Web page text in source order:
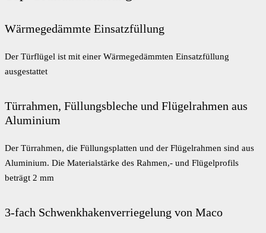
Wärmegedämmte Einsatzfüllung
Der Türflügel ist mit einer Wärmegedämmten Einsatzfüllung
ausgestattet
Türrahmen, Füllungsbleche und Flügelrahmen aus
Aluminium
Der Türrahmen, die Füllungsplatten und der Flügelrahmen sind aus
Aluminium. Die Materialstärke des Rahmen,- und Flügelprofils
beträgt 2 mm
3-fach Schwenkhakenverriegelung von Maco